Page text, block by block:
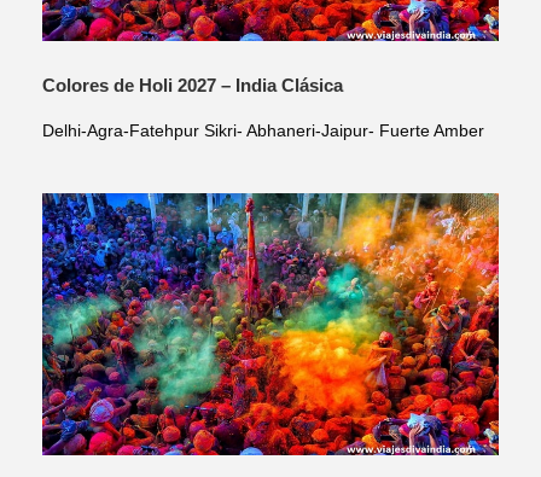
Colores de Holi 2027 – India Clásica
Delhi-Agra-Fatehpur Sikri- Abhaneri-Jaipur- Fuerte Amber